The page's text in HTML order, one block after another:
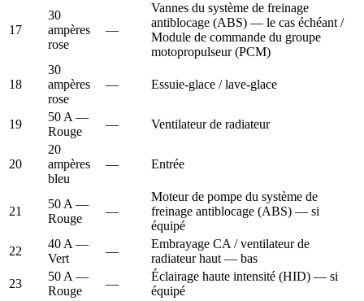
17
30
ampères
rose
—
Vannes du système de freinage
antiblocage (ABS) — le cas échéant /
Module de commande du groupe
motopropulseur (PCM)
18
30
ampères
rose
— Essuie-glace / lave-glace
19
50 A —
Rouge
— Ventilateur de radiateur
20
20
ampères
bleu
— Entrée
21
50 A —
Rouge
—
Moteur de pompe du système de
freinage antiblocage (ABS) — si
équipé
22
40 A —
Vert
—
Embrayage CA / ventilateur de
radiateur haut — bas
23
50 A —
Rouge
—
Éclairage haute intensité (HID) — si
équipé